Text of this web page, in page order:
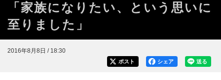
「家族になりたい、という思いに
至りました」
2016年8月8日 / 18:30
送る
シェア
ポスト